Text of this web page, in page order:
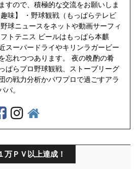
すので、積極的な交流をお願いしま
味】 ・野球観戦（もっぱらテレビ
球ニュースをネットや動画サーフィ
トテニス ビールはもっぱら本麒
スーパードライやキリンラガービー
忘れつつあります。 夜の晩酌の肴
ぱらプロ野球観戦、ストーブリーグ
の戦力分析かパワプロで過ごすアラ
パ。
万ＰＶ以上達成！